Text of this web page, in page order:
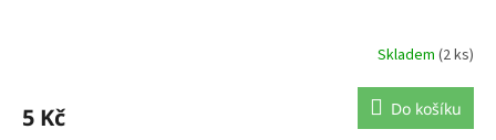
Skladem (2 ks)
5 Kč Do košíku